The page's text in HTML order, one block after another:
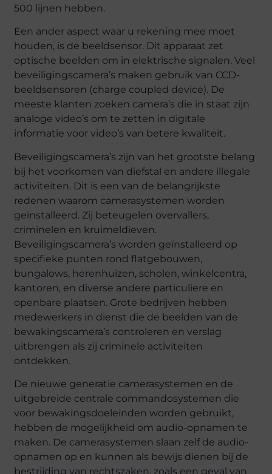
500 lijnen hebben.
Een ander aspect waar u rekening mee moet
houden, is de beeldsensor. Dit apparaat zet
optische beelden om in elektrische signalen. Veel
beveiligingscamera’s maken gebruik van CCD-
beeldsensoren (charge coupled device). De
meeste klanten zoeken camera’s die in staat zijn
analoge video’s om te zetten in digitale
informatie voor video’s van betere kwaliteit.
Beveiligingscamera’s zijn van het grootste belang
bij het voorkomen van diefstal en andere illegale
activiteiten. Dit is een van de belangrijkste
redenen waarom camerasystemen worden
geïnstalleerd. Zij beteugelen overvallers,
criminelen en kruimeldieven.
Beveiligingscamera’s worden geïnstalleerd op
specifieke punten rond flatgebouwen,
bungalows, herenhuizen, scholen, winkelcentra,
kantoren, en diverse andere particuliere en
openbare plaatsen. Grote bedrijven hebben
medewerkers in dienst die de beelden van de
bewakingscamera’s controleren en verslag
uitbrengen als zij criminele activiteiten
ontdekken.
De nieuwe generatie camerasystemen en de
uitgebreide centrale commandosystemen die
voor bewakingsdoeleinden worden gebruikt,
hebben de mogelijkheid om audio-opnamen te
maken. De camerasystemen slaan zelf de audio-
opnamen op en kunnen als bewijs dienen bij de
bestrijding van rechtszaken, zoals een geval van